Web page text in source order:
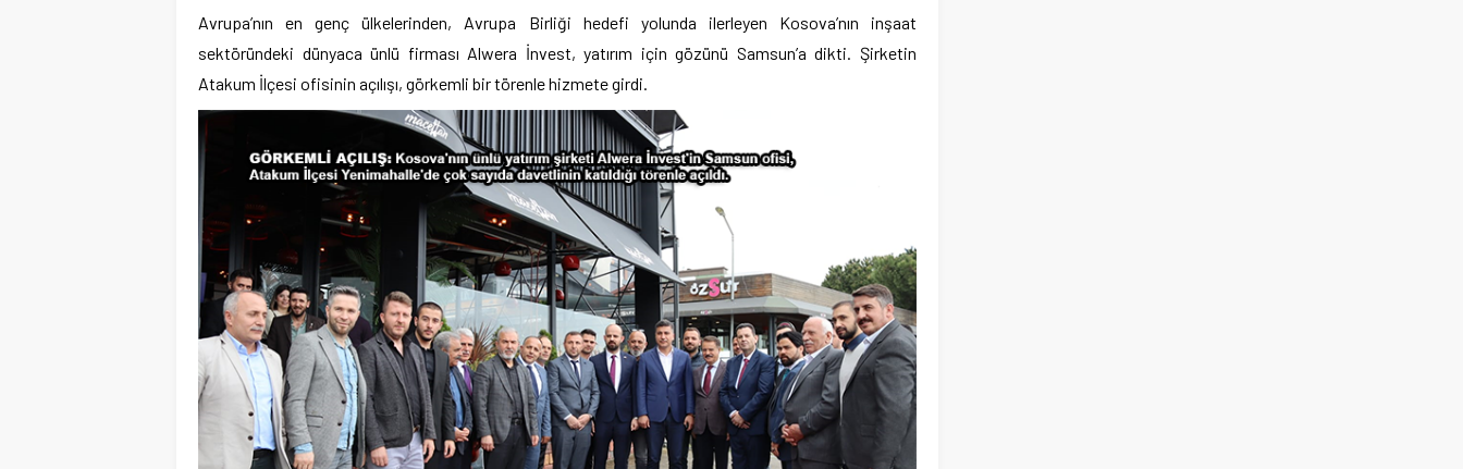
Avrupa’nın en genç ülkelerinden, Avrupa Birliği hedefi yolunda ilerleyen Kosova’nın inşaat
sektöründeki dünyaca ünlü firması Alwera İnvest, yatırım için gözünü Samsun’a dikti. Şirketin
Atakum İlçesi ofisinin açılışı, görkemli bir törenle hizmete girdi.